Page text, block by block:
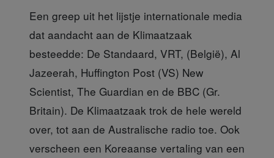
Een greep uit het lijstje internationale media
dat aandacht aan de Klimaatzaak
besteedde: De Standaard, VRT, (België), Al
Jazeerah, Huffington Post (VS) New
Scientist, The Guardian en de BBC (Gr.
Britain). De Klimaatzaak trok de hele wereld
over, tot aan de Australische radio toe. Ook
verscheen een Koreaanse vertaling van een